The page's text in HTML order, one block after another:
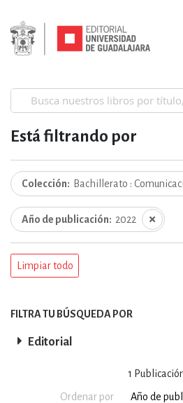
1
Ordenar por
Está filtrando por
Colección Bachillerato :
Año de publicación 2022
Limpiar todo
FILTRA TU BÚSQUEDA POR
Editorial